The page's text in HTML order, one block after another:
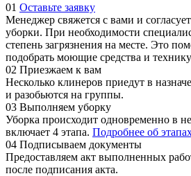
01 Оставьте заявку
Менеджер свяжется с вами и
уборки. При необходимости
степень загрязнения на месте. Это
подобрать моющие средства и
02 Приезжаем к вам
Несколько клинеров приедут в
и разобьются на группы.
03 Выполняем уборку
Уборка происходит одновременно в
включает 4 этапа. Подробнее об
04 Подписываем документы
Предоставляем акт выполненных
после подписания акта.